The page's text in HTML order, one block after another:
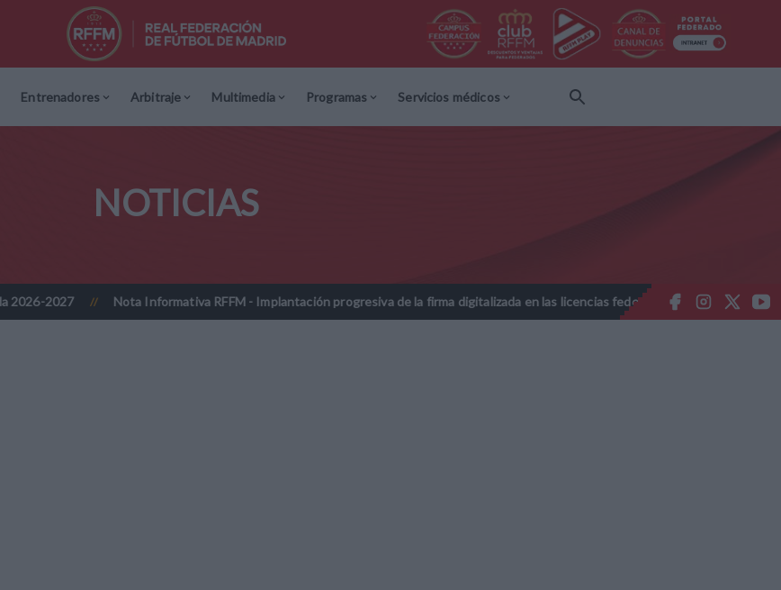
Entrenadores Arbitraje Multimedia Programas Servicios médicos
NOTICIAS
Nota Informativa RFFM - Implantación progresiva de la firma digitalizada en las licencias federativas - Temporada 2026-2027 //